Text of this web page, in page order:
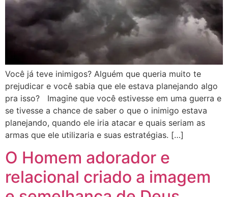
Você já teve inimigos? Alguém que queria muito te
prejudicar e você sabia que ele estava planejando algo
pra isso? Imagine que você estivesse em uma guerra e
se tivesse a chance de saber o que o inimigo estava
planejando, quando ele iria atacar e quais seriam as
armas que ele utilizaria e suas estratégias. […]
O Homem adorador e
relacional criado a imagem